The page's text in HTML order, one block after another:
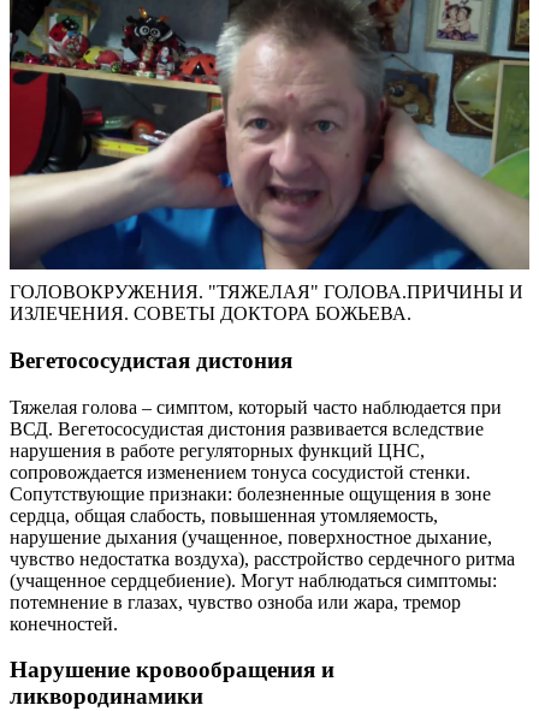
ГOЛОВОКРУЖЕНИЯ. "ТЯЖЕЛАЯ" ГОЛОВА.ПРИЧИНЫ И
ИЗЛЕЧЕНИЯ. СОВЕТЫ ДОКТОРА БОЖЬЕВА.
Вегетососудистая дистония
Тяжелая голова – симптом, который часто наблюдается при
ВСД. Вегетососудистая дистония развивается вследствие
нарушения в работе регуляторных функций ЦНС,
сопровождается изменением тонуса сосудистой стенки.
Сопутствующие признаки: болезненные ощущения в зоне
сердца, общая слабость, повышенная утомляемость,
нарушение дыхания (учащенное, поверхностное дыхание,
чувство недостатка воздуха), расстройство сердечного ритма
(учащенное сердцебиение). Могут наблюдаться симптомы:
потемнение в глазах, чувство озноба или жара, тремор
конечностей.
Нарушение кровообращения и
ликвородинамики